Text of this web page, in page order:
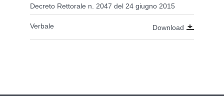
Decreto Rettorale n. 2047 del 24 giugno 2015
Verbale Download